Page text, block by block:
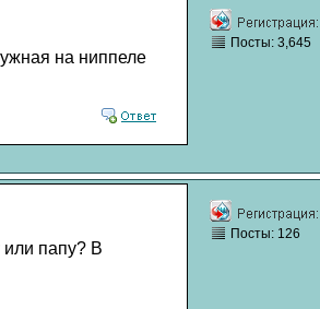
на ниппеле
Посты: 3,645
или папу? В
Посты: 126